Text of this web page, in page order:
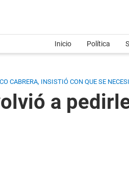
Inicio Política
CABRERA, INSISTIÓ CON QUE SE
a